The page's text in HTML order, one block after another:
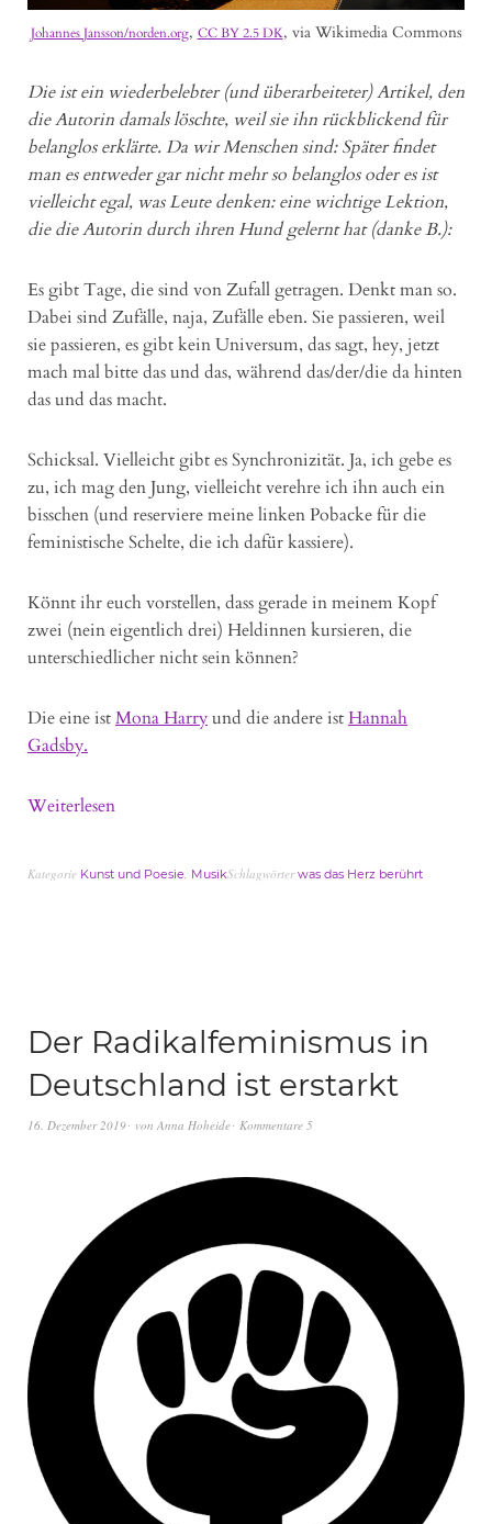
Johannes Jansson/norden.org, CC BY 2.5 DK, via Wikimedia Commons
Die ist ein wiederbelebter (und überarbeiteter) Artikel, den
die Autorin damals löschte, weil sie ihn rückblickend für
belanglos erklärte. Da wir Menschen sind: Später findet
man es entweder gar nicht mehr so belanglos oder es ist
vielleicht egal, was Leute denken: eine wichtige Lektion,
die die Autorin durch ihren Hund gelernt hat (danke B.):
Es gibt Tage, die sind von Zufall getragen. Denkt man so.
Dabei sind Zufälle, naja, Zufälle eben. Sie passieren, weil
sie passieren, es gibt kein Universum, das sagt, hey, jetzt
mach mal bitte das und das, während das/der/die da hinten
das und das macht.
Schicksal. Vielleicht gibt es Synchronizität. Ja, ich gebe es
zu, ich mag den Jung, vielleicht verehre ich ihn auch ein
bisschen (und reserviere meine linken Pobacke für die
feministische Schelte, die ich dafür kassiere).
Könnt ihr euch vorstellen, dass gerade in meinem Kopf
zwei (nein eigentlich drei) Heldinnen kursieren, die
unterschiedlicher nicht sein können?
Die eine istMona Harryund die andere istHannah
Gadsby.
Weiterlesen
Kategorie Kunst und Poesie, MusikSchlagwörterwas das Herz berührt
Der Radikalfeminismus in
Deutschland ist erstarkt
16. Dezember 2019 von Anna Hoheide Kommentare 5